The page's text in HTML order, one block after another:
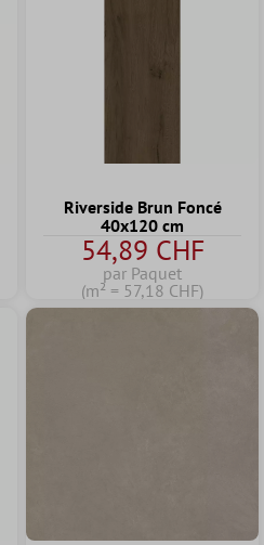
Riverside Brun Foncé
40x120 cm
54,89 CHF
par Paquet
(m² = 57,18 CHF)